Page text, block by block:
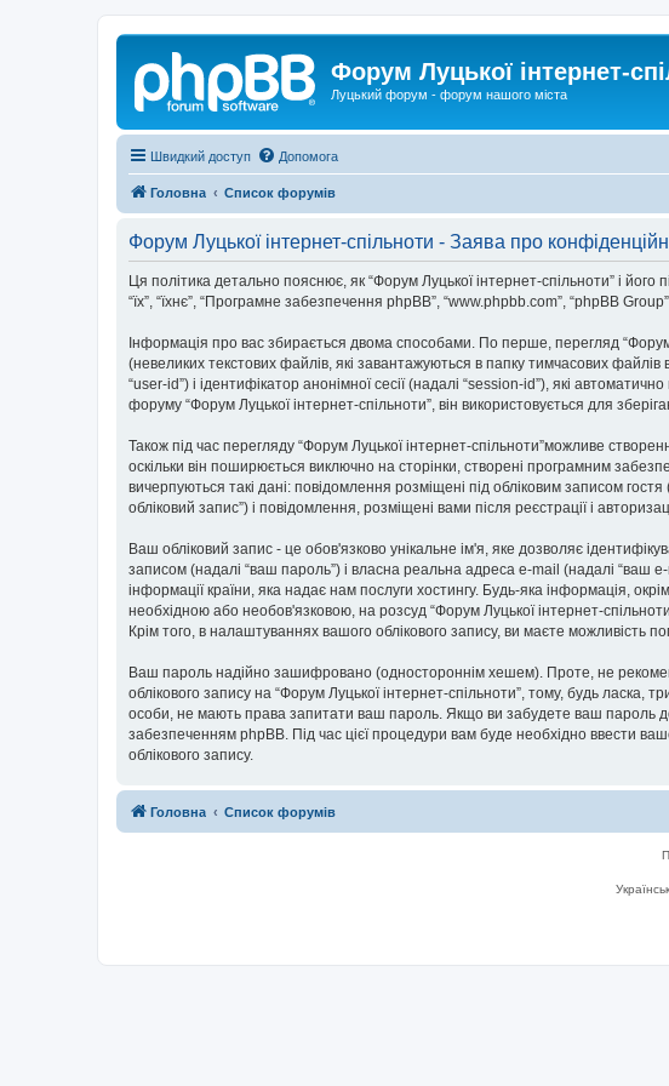
Форум Луцької інтернет-
Луцький форум - форум нашого міста
Швидкий доступ Допомога
Головна Список форумів
Форум Луцької інтернет-спільноти - Заява про
Ця політика детально пояснює, як “Форум Луцької інтернет-спільноти” і його
“їх”, “їхнє”, “Програмне забезпечення phpBB”, “www.phpbb.com”, “phpBB
Інформація про вас збирається двома способами. По перше, перегляд
(невеликих текстових файлів, які завантажуються в папку тимчасових
“user-id”) і ідентифікатор анонімної сесії (надалі “session-id”), які
форуму “Форум Луцької інтернет-спільноти”, він використовується для
Також під час перегляду “Форум Луцької інтернет-спільноти”можливе
оскільки він поширюється виключно на сторінки, створені програмним
вичерпуються такі дані: повідомлення розміщені під обліковим записом
обліковий запис”) і повідомлення, розміщені вами після реєстрації і
Ваш обліковий запис - це обов'язково унікальне ім'я, яке дозволяє
записом (надалі “ваш пароль”) і власна реальна адреса e-mail (надалі “ваш
інформації країни, яка надає нам послуги хостингу. Будь-яка інформація,
необхідною або необов'язковою, на розсуд “Форум Луцької інтернет-
Крім того, в налаштуваннях вашого облікового запису, ви маєте можливість
Ваш пароль надійно зашифровано (одностороннім хешем). Проте, не
облікового запису на “Форум Луцької інтернет-спільноти”, тому, будь ласка,
особи, не мають права запитати ваш пароль. Якщо ви забудете ваш пароль
забезпеченням phpBB. Під час цієї процедури вам буде необхідно ввести
облікового запису.
Головна Список форумів